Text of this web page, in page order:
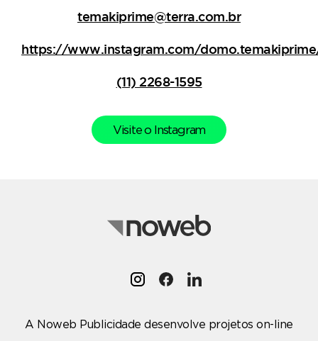
temakiprime@terra.com.br
https://www.instagram.com/
(11) 2268-1595
Visite o Instagram
A Noweb Publicidade desenvolve projetos on-line